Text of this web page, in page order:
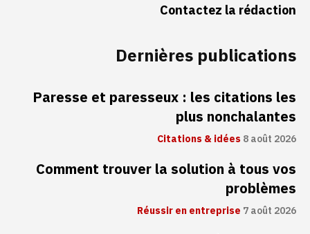
Contactez la rédaction
Dernières publications
Paresse et paresseux : les citations les
plus nonchalantes
Citations & idées8 août 2026
Comment trouver la solution à tous vos
problèmes
Réussir en entreprise 7 août 2026